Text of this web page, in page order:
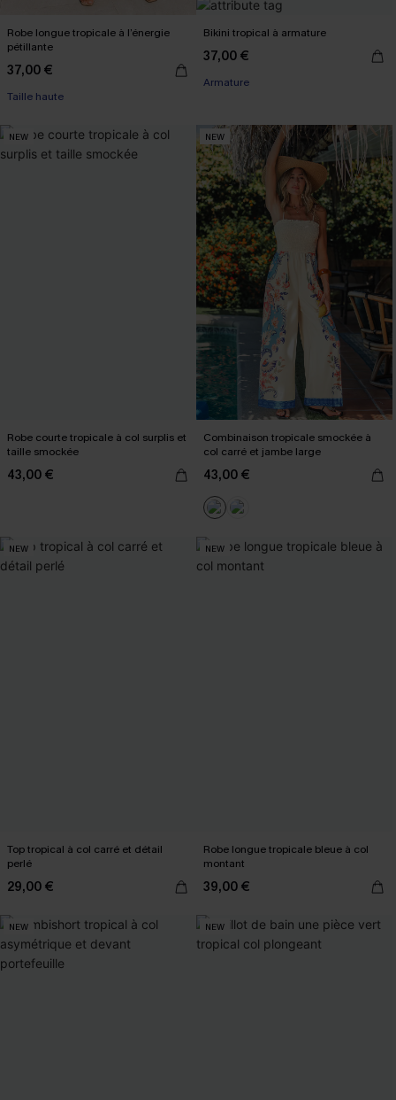
Robe longue tropicale à l’énergie
pétillante
37,00 €
Taille haute
Bikini tropical à armature
37,00 €
Armature
NEW
Robe courte tropicale à col surplis et
taille smockée
43,00 €
NEW
Combinaison tropicale smockée à
col carré et jambe large
43,00 €
NEW
Top tropical à col carré et détail
perlé
29,00 €
NEW
Robe longue tropicale bleue à col
montant
39,00 €
NEW NEW